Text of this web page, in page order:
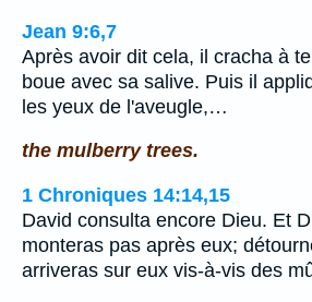
Jean 9:6,7
Après avoir dit cela, il cracha à
boue avec sa salive. Puis il
les yeux de l'aveugle,…
the mulberry trees.
1 Chroniques 14:14,15
David consulta encore Dieu. Et
monteras pas après eux;
arriveras sur eux vis-à-vis des